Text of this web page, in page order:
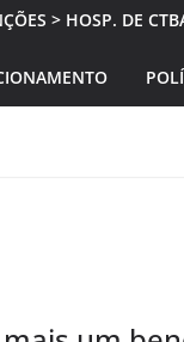
> HOSP. DE